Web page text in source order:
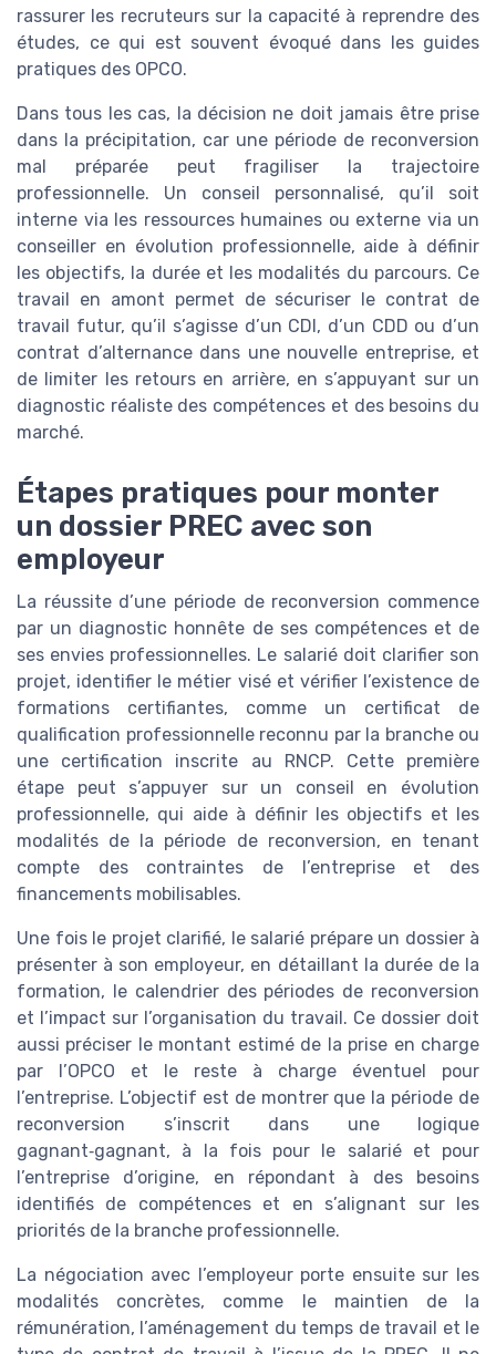
rassurer les recruteurs sur la capacité à reprendre des
études, ce qui est souvent évoqué dans les guides
pratiques des OPCO.
Dans tous les cas, la décision ne doit jamais être prise
dans la précipitation, car une période de reconversion
mal préparée peut fragiliser la trajectoire
professionnelle. Un conseil personnalisé, qu’il soit
interne via les ressources humaines ou externe via un
conseiller en évolution professionnelle, aide à définir
les objectifs, la durée et les modalités du parcours. Ce
travail en amont permet de sécuriser le contrat de
travail futur, qu’il s’agisse d’un CDI, d’un CDD ou d’un
contrat d’alternance dans une nouvelle entreprise, et
de limiter les retours en arrière, en s’appuyant sur un
diagnostic réaliste des compétences et des besoins du
marché.
Étapes pratiques pour monter
un dossier PREC avec son
employeur
La réussite d’une période de reconversion commence
par un diagnostic honnête de ses compétences et de
ses envies professionnelles. Le salarié doit clarifier son
projet, identifier le métier visé et vérifier l’existence de
formations certifiantes, comme un certificat de
qualification professionnelle reconnu par la branche ou
une certification inscrite au RNCP. Cette première
étape peut s’appuyer sur un conseil en évolution
professionnelle, qui aide à définir les objectifs et les
modalités de la période de reconversion, en tenant
compte des contraintes de l’entreprise et des
financements mobilisables.
Une fois le projet clarifié, le salarié prépare un dossier à
présenter à son employeur, en détaillant la durée de la
formation, le calendrier des périodes de reconversion
et l’impact sur l’organisation du travail. Ce dossier doit
aussi préciser le montant estimé de la prise en charge
par l’OPCO et le reste à charge éventuel pour
l’entreprise. L’objectif est de montrer que la période de
reconversion s’inscrit dans une logique
gagnant‑gagnant, à la fois pour le salarié et pour
l’entreprise d’origine, en répondant à des besoins
identifiés de compétences et en s’alignant sur les
priorités de la branche professionnelle.
La négociation avec l’employeur porte ensuite sur les
modalités concrètes, comme le maintien de la
rémunération, l’aménagement du temps de travail et le